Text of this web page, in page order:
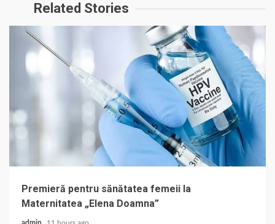
Related Stories
Premieră pentru sănătatea femeii la
Maternitatea „Elena Doamna”